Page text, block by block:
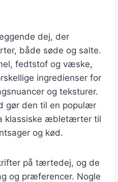
dej, der
både søde og salte.
fedtstof og væske,
ingredienser for
og teksturer.
gør den til en populær
klassiske æbletærter til
og kød.
på tærtedej, og de
og præferencer. Nogle